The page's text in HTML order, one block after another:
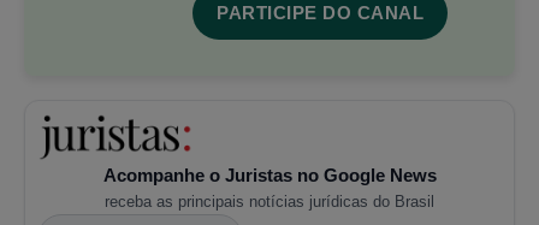
PARTICIPE DO CANAL
Acompanhe o Juristas no Google News
receba as principais notícias jurídicas do Brasil